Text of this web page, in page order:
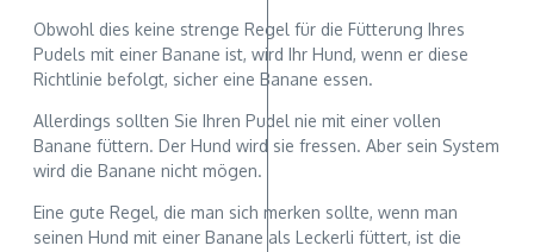
Obwohl dies keine strenge Regel für die Fütterung Ihres
Pudels mit einer Banane ist, wird Ihr Hund, wenn er diese
Richtlinie befolgt, sicher eine Banane essen.
Allerdings sollten Sie Ihren Pudel nie mit einer vollen
Banane füttern. Der Hund wird sie fressen. Aber sein System
wird die Banane nicht mögen.
Eine gute Regel, die man sich merken sollte, wenn man
seinen Hund mit einer Banane als Leckerli füttert, ist die